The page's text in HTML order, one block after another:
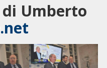
Umberto